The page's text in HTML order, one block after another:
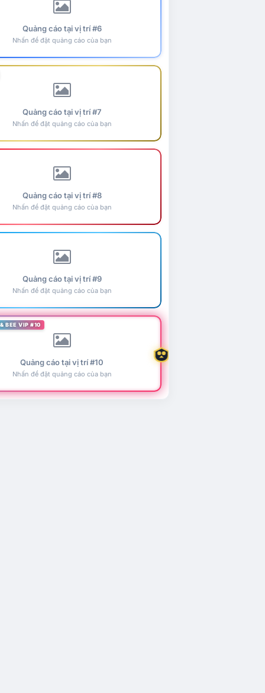
Quảng cáo tại vị trí #6
Nhấn để đặt quảng cáo của bạn
Quảng cáo tại vị trí #7
Nhấn để đặt quảng cáo của bạn
Quảng cáo tại vị trí #8
Nhấn để đặt quảng cáo của bạn
Quảng cáo tại vị trí #9
Nhấn để đặt quảng cáo của bạn
BEE VIP #10
Quảng cáo tại vị trí #10
Nhấn để đặt quảng cáo của bạn